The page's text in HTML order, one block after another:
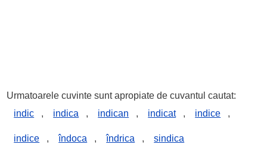
Urmatoarele cuvinte sunt apropiate de cuvantul cautat:
indic
, indica , indican , indicat , indice ,
indice , îndoca , îndrica , sindica